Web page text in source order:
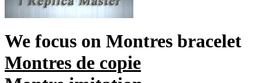
We focus on Montres bracelet
Montres de copie